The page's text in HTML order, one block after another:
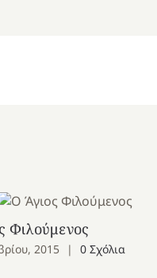
Φιλούμενος
2015 | 0 Σχόλια